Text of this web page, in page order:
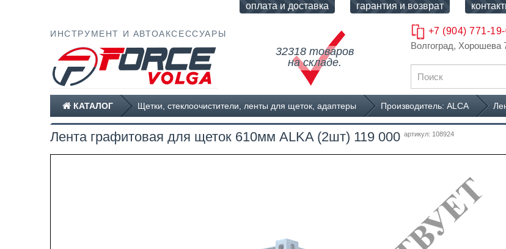
ИНСТРУМЕНТ И АВТОАКСЕССУАРЫ
оплата и доставка гарантия и возврат
Волгоград, Хорошева
32318 товаров
на складе.
+7 (904) 771-
КАТАЛОГ Щетки, стеклоочистители, ленты для щеток, адаптеры Производитель: ALCA
Лента графитовая для щеток 610мм ALKA (2шт) 119 000 артикул: 108924